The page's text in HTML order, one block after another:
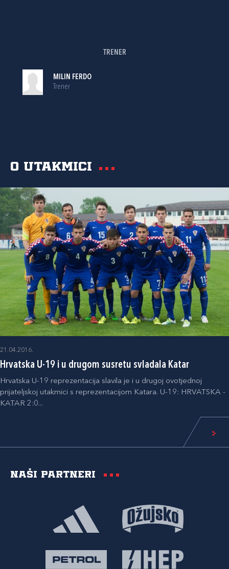
TRENER
MILIN FERDO
Trener
O utakmici
21.04.2016.
Hrvatska U-19 i u drugom susretu svladala Katar
Hrvatska U-19 reprezentacija slavila je i u drugoj ovotjednoj
prijateljskoj utakmici s reprezentacijom Katara. U-19: HRVATSKA -
KATAR 2:0...
Naši partneri